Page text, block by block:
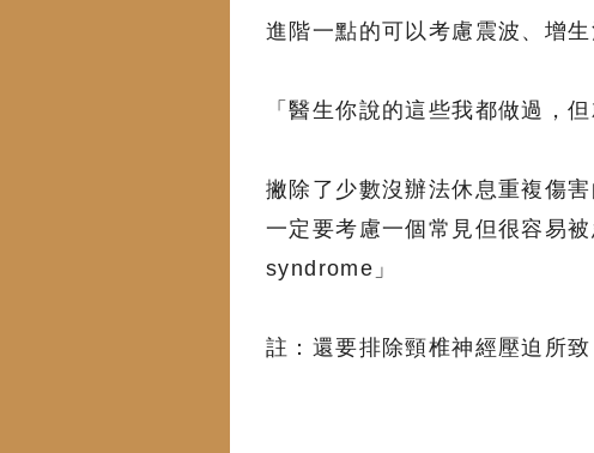
進階一點的可以考慮震波、增
「醫生你說的這些我都做過，
撇除了少數沒辦法休息重複傷
一定要考慮一個常見但很容易
syndrome」
註：還要排除頸椎神經壓迫所致